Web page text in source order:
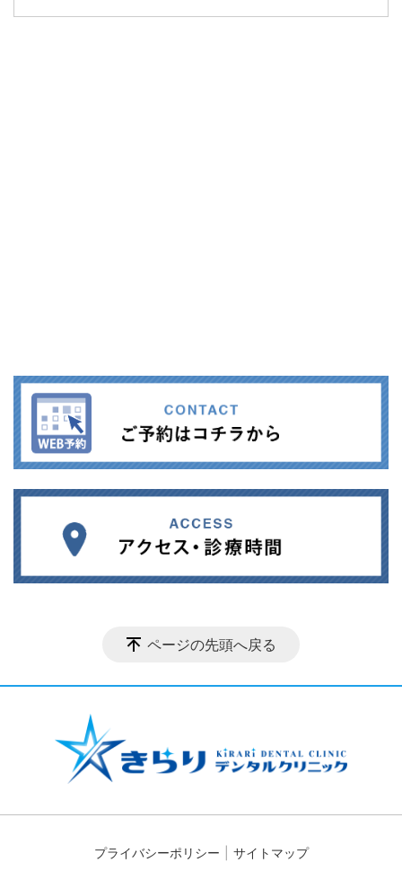
ページの先頭へ戻る
プライバシーポリシー サイトマップ